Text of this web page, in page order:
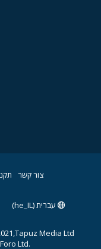
צור קשר
עברית (he_IL)
Media Ltd.
Ltd.